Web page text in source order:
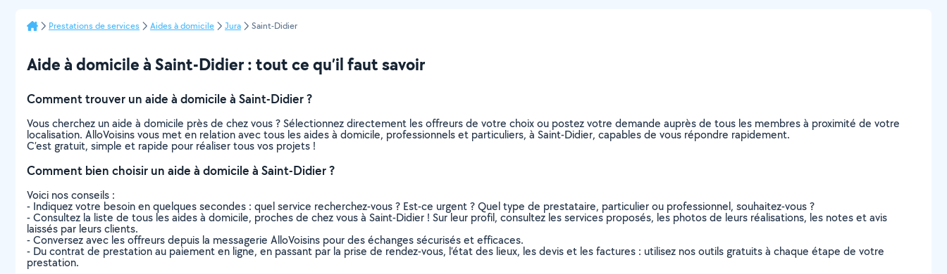
Prestations de services Aides à domicile Jura Saint-Didier
Aide à domicile à Saint-Didier : tout ce qu’il faut savoir
Comment trouver un aide à domicile à Saint-Didier ?
Vous cherchez un aide à domicile près de chez vous ? Sélectionnez directement les offreurs de votre choix ou postez votre demande auprès de tous les membres à proximité de votre
localisation. AlloVoisins vous met en relation avec tous les aides à domicile, professionnels et particuliers, à Saint-Didier, capables de vous répondre rapidement.
C’est gratuit, simple et rapide pour réaliser tous vos projets !
Comment bien choisir un aide à domicile à Saint-Didier ?
Voici nos conseils :
- Indiquez votre besoin en quelques secondes : quel service recherchez-vous ? Est-ce urgent ? Quel type de prestataire, particulier ou professionnel, souhaitez-vous ?
- Consultez la liste de tous les aides à domicile, proches de chez vous à Saint-Didier ! Sur leur profil, consultez les services proposés, les photos de leurs réalisations, les notes et avis
laissés par leurs clients.
- Conversez avec les offreurs depuis la messagerie AlloVoisins pour des échanges sécurisés et efficaces.
- Du contrat de prestation au paiement en ligne, en passant par la prise de rendez-vous, l’état des lieux, les devis et les factures : utilisez nos outils gratuits à chaque étape de votre
prestation.